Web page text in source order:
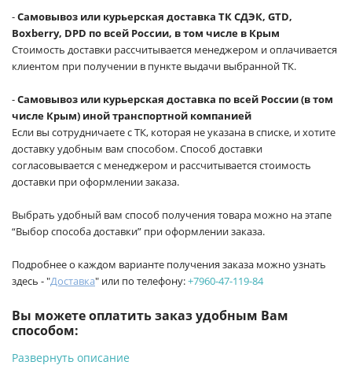
-Самовывоз или курьерская доставка ТК СДЭК, GTD,
Boxberry, DPD по всей России, в том числе в Крым
Стоимость доставки рассчитывается менеджером и оплачивается
клиентом при получении в пункте выдачи выбранной ТК.
-Самовывоз или курьерская доставка по всей России (в том
числе Крым) иной транспортной компанией
Если вы сотрудничаете с ТК, которая не указана в списке, и хотите
доставку удобным вам способом. Способ доставки
согласовывается с менеджером и рассчитывается стоимость
доставки при оформлении заказа.
Выбрать удобный вам способ получения товара можно на этапе
“Выбор способа доставки” при оформлении заказа.
Подробнее о каждом варианте получения заказа можно узнать
здесь - "Доставка" или по телефону:+7960-47-119-84
Вы можете оплатить заказ удобным Вам
способом:
-Банковской картой на сайте ProffЭлектро. Данный вид
Развернуть описание